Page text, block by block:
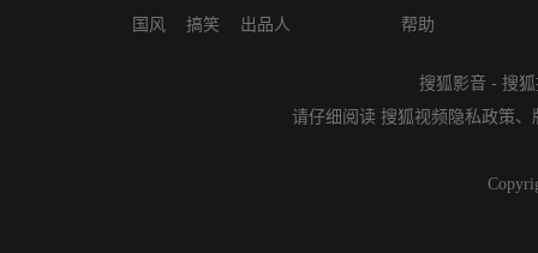
国风
搞笑
出品人
帮助
搜狐影音 - 搜
请仔细阅读 搜狐视频隐私政策、